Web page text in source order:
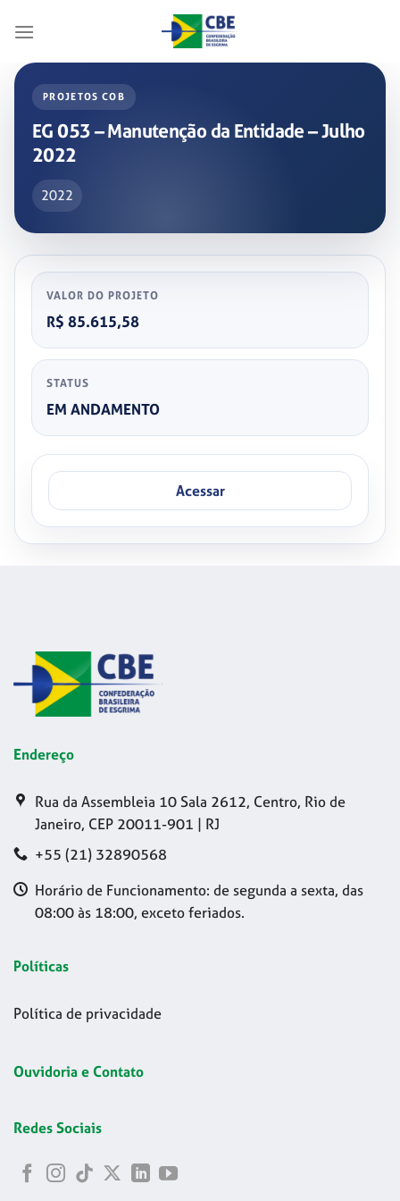
PROJETOS COB
EG 053 – Manutenção da Entidade – Julho
2022
2022
VALOR DO PROJETO
R$ 85.615,58
STATUS
EM ANDAMENTO
Acessar
Endereço
Rua da Assembleia 10 Sala 2612, Centro, Rio de
Janeiro, CEP 20011-901 | RJ
+55 (21) 32890568
Horário de Funcionamento: de segunda a sexta, das
08:00 às 18:00, exceto feriados.
Políticas
Política de privacidade
Ouvidoria e Contato
Redes Sociais